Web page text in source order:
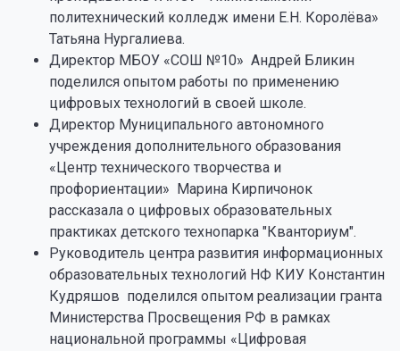
политехнический колледж имени Е.Н. Королёва»
Татьяна Нургалиева.
Директор МБОУ «СОШ №10» Андрей Бликин
поделился опытом работы по применению
цифровых технологий в своей школе.
Директор Муниципального автономного
учреждения дополнительного образования
«Центр технического творчества и
профориентации» Марина Кирпичонок
рассказала о цифровых образовательных
практиках детского технопарка "Кванториум".
Руководитель центра развития информационных
образовательных технологий НФ КИУ Константин
Кудряшов поделился опытом реализации гранта
Министерства Просвещения РФ в рамках
национальной программы «Цифровая